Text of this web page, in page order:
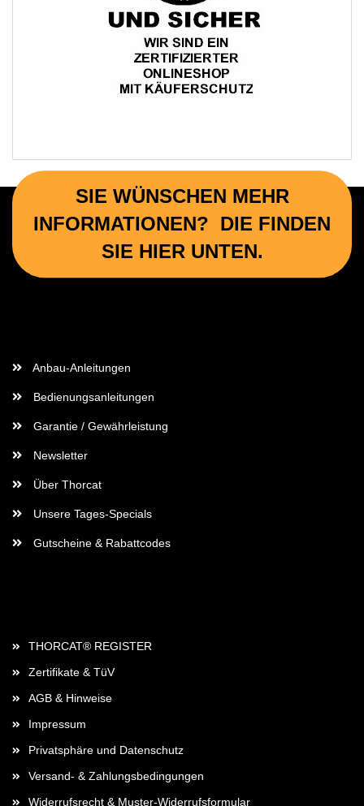
SIE WÜNSCHEN MEHR
INFORMATIONEN? DIE FINDEN
SIE HIER UNTEN.
Anbau-Anleitungen
Bedienungsanleitungen
Garantie / Gewährleistung
Newsletter
Über Thorcat
Unsere Tages-Specials
Gutscheine & Rabattcodes
THORCAT® REGISTER
Zertifikate & TüV
AGB & Hinweise
Impressum
Privatsphäre und Datenschutz
Versand- & Zahlungsbedingungen
Widerrufsrecht & Muster-Widerrufsformular